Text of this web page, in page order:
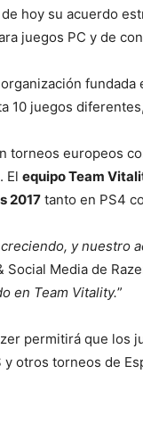
hoy su acuerdo
juegos PC y de
10 juegos
torneos europeos
. El equipo Team
2017 tanto en PS4
y nuestro
Social Media de
en Team Vitality.”
permitirá que los
y otros torneos de